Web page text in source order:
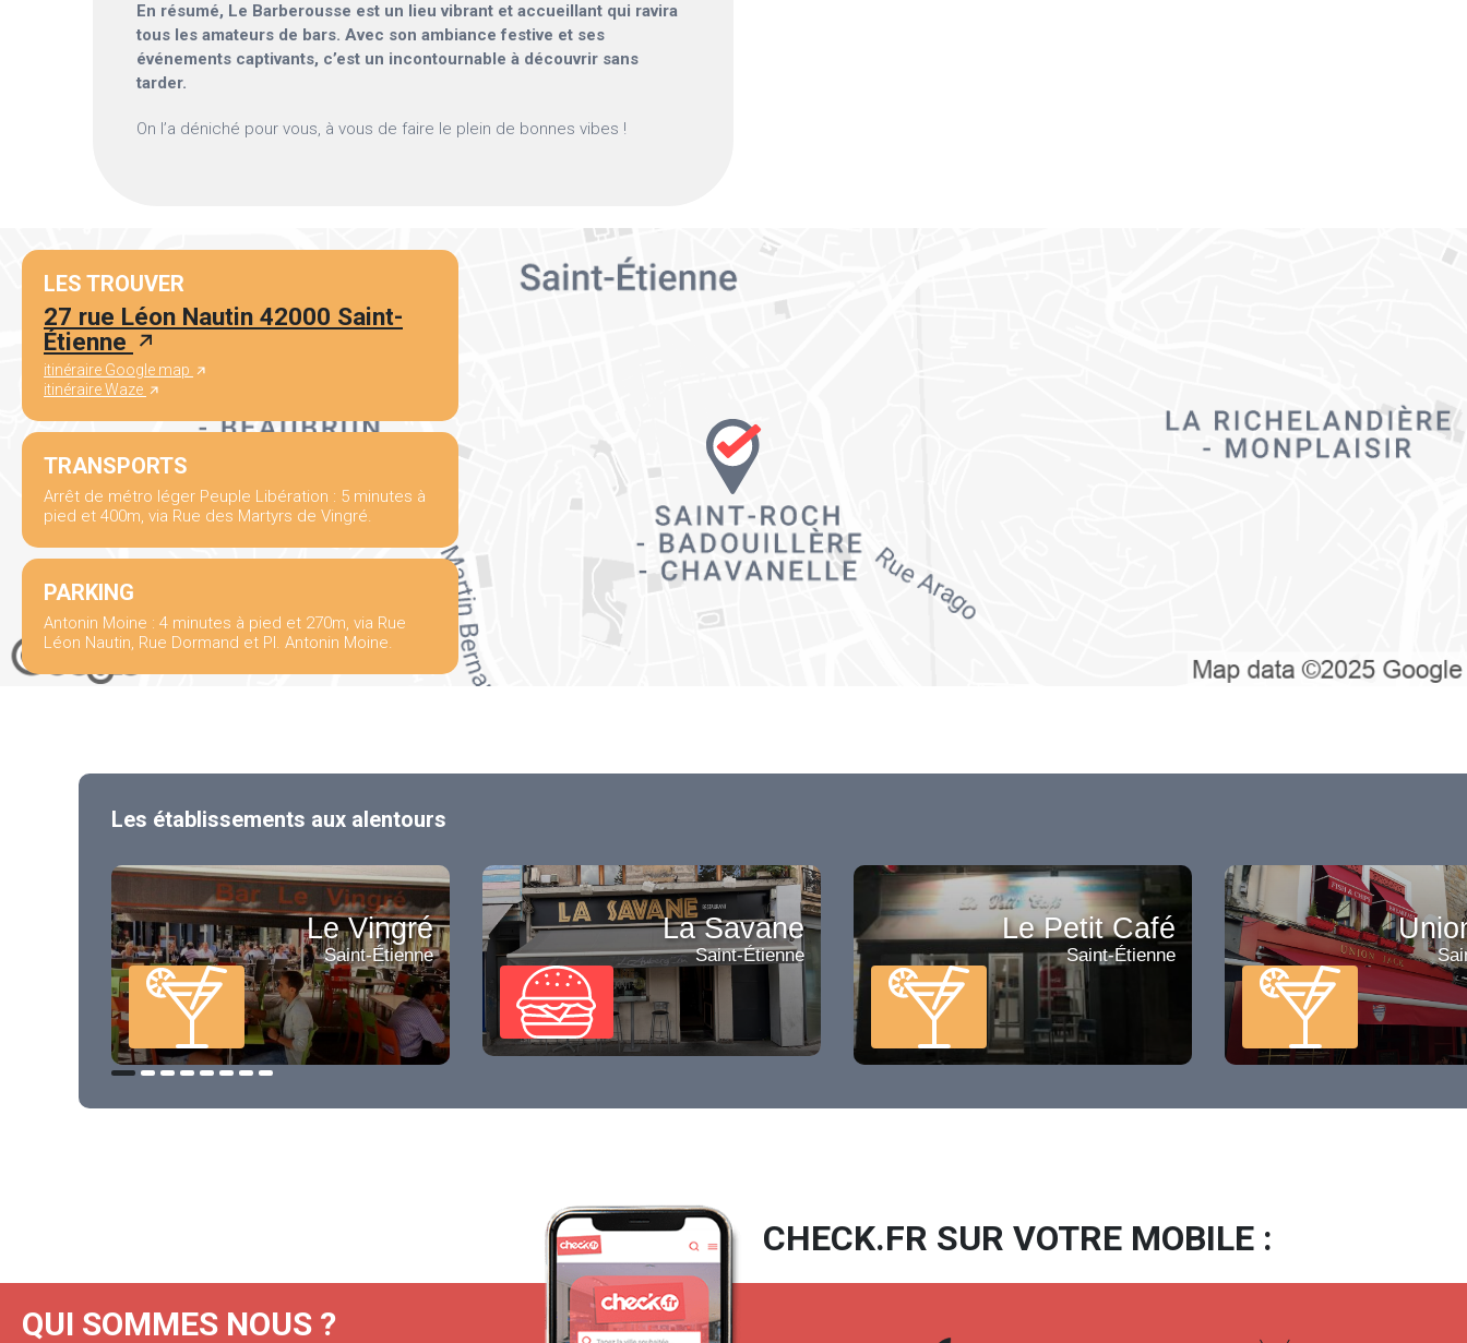
En résumé, Le Barberousse est un lieu vibrant et accueillant qui ravira
tous les amateurs de bars. Avec son ambiance festive et ses
événements captivants, c’est un incontournable à découvrir sans
tarder.
On l’a déniché pour vous, à vous de faire le plein de bonnes vibes !
LES TROUVER
27 rue Léon Nautin 42000 Saint-
Étienne
itinéraire Google map
itinéraire Waze
TRANSPORTS
Arrêt de métro léger Peuple Libération : 5 minutes à
pied et 400m, via Rue des Martyrs de Vingré.
PARKING
Antonin Moine : 4 minutes à pied et 270m, via Rue
Léon Nautin, Rue Dormand et Pl. Antonin Moine.
Les établissements aux alentours
Le Vingré
Saint-Étienne
La Savane
Saint-Étienne
Le Petit Café
Saint-Étienne
QUI SOMMES NOUS ?
CHECK.FR SUR VOTRE MOBILE :